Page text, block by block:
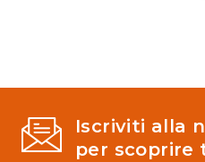
Iscriviti alla
per scoprire